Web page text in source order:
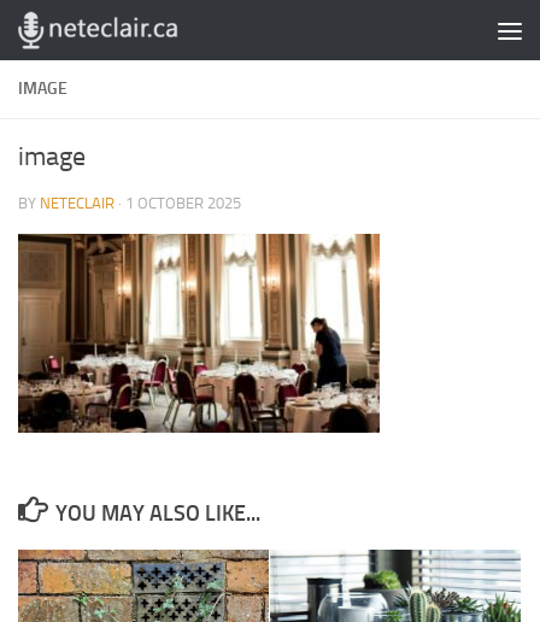
Skip to content
IMAGE
image
BY NETECLAIR · 1 OCTOBER 2025
YOU MAY ALSO LIKE...